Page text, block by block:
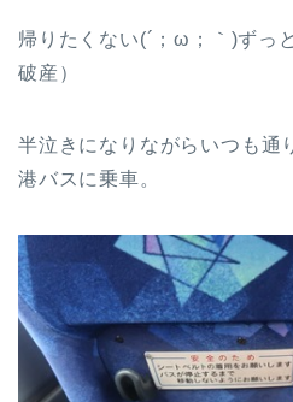
帰りたくない(´；ω；｀)ずっ
破産）
半泣きになりながらいつも通
港バスに乗車。